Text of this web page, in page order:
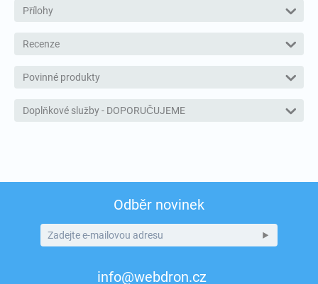
Přílohy
Recenze
Povinné produkty
Doplňkové služby - DOPORUČUJEME
Odběr novinek
info@webdron.cz